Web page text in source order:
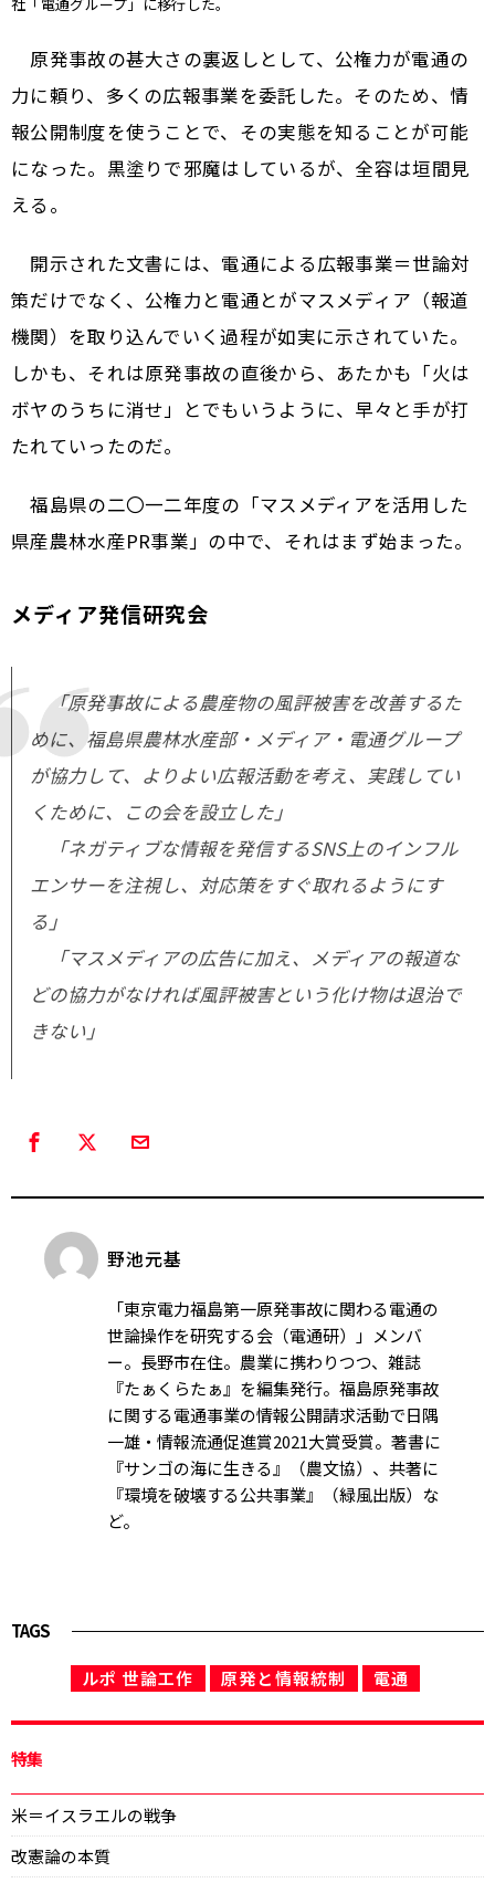
原発事故の甚大さの裏返しとして、公権力が電通の
力に頼り、多くの広報事業を委託した。そのため、情
報公開制度を使うことで、その実態を知ることが可能
になった。黒塗りで邪魔はしているが、全容は垣間見
える。
開示された文書には、電通による広報事業＝世論対
策だけでなく、公権力と電通とがマスメディア（報道
機関）を取り込んでいく過程が如実に示されていた。
しかも、それは原発事故の直後から、あたかも「火は
ボヤのうちに消せ」とでもいうように、早々と手が打
たれていったのだ。
福島県の二〇一二年度の「マスメディアを活用した
県産農林水産PR事業」の中で、それはまず始まった。
メディア発信研究会
「原発事故による農産物の風評被害を改善するた
めに、福島県農林水産部・メディア・電通グループ
が協力して、よりよい広報活動を考え、実践してい
くために、この会を設立した」
「ネガティブな情報を発信するSNS上のインフル
エンサーを注視し、対応策をすぐ取れるようにす
る」
「マスメディアの広告に加え、メディアの報道な
どの協力がなければ風評被害という化け物は退治で
きない」
野池元基
「東京電力福島第一原発事故に関わる電通の
世論操作を研究する会（電通研）」メンバ
ー。長野市在住。農業に携わりつつ、雑誌
『たぁくらたぁ』を編集発行。福島原発事故
に関する電通事業の情報公開請求活動で日隅
一雄・情報流通促進賞2021大賞受賞。著書に
『サンゴの海に生きる』（農文協）、共著に
『環境を破壊する公共事業』（緑風出版）な
ど。
TAGS
ルポ 世論工作 原発と情報統制 電通
特集
米＝イスラエルの戦争
改憲論の本質